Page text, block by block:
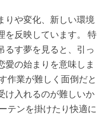
りや変化、新しい環境
を反映しています。 特
るす夢を見ると、引っ
愛の始まりを意味しま
作業が難しく面倒だと
け入れるのが難しいか
テンを掛けたり快適に